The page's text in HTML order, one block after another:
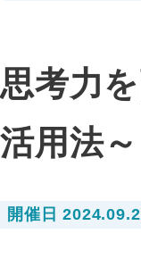
思考力
活用法～
開催日